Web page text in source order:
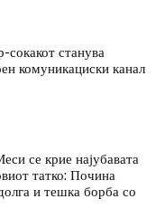
станува
комуникациски канал
се крие најубавата
татко: Почина
и тешка борба со